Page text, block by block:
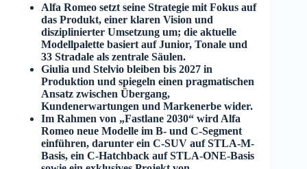
Alfa Romeo setzt seine Strategie mit Fokus auf
das Produkt, einer klaren Vision und
disziplinierter Umsetzung um; die aktuelle
Modellpalette basiert auf Junior, Tonale und
33 Stradale als zentrale Säulen.
Giulia und Stelvio bleiben bis 2027 in
Produktion und spiegeln einen pragmatischen
Ansatz zwischen Übergang,
Kundenerwartungen und Markenerbe wider.
Im Rahmen von „Fastlane 2030“ wird Alfa
Romeo neue Modelle im B- und C-Segment
einführen, darunter ein C-SUV auf STLA-M-
Basis, ein C-Hatchback auf STLA-ONE-Basis